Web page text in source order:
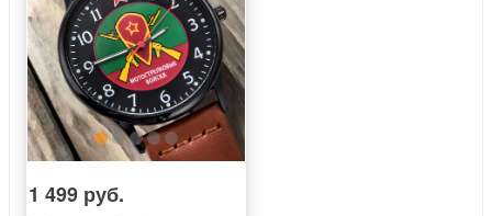
1 499 руб.